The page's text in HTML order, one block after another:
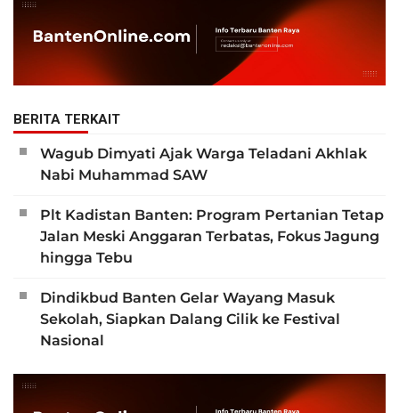
BERITA TERKAIT
Wagub Dimyati Ajak Warga Teladani Akhlak
Nabi Muhammad SAW
Plt Kadistan Banten: Program Pertanian Tetap
Jalan Meski Anggaran Terbatas, Fokus Jagung
hingga Tebu
Dindikbud Banten Gelar Wayang Masuk
Sekolah, Siapkan Dalang Cilik ke Festival
Nasional